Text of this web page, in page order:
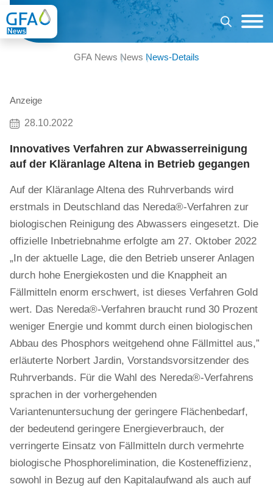
GFA News News News-Details
Anzeige
28.10.2022
Innovatives Verfahren zur Abwasserreinigung
auf der Kläranlage Altena in Betrieb gegangen
Auf der Kläranlage Altena des Ruhrverbands wird
erstmals in Deutschland das Nereda®-Verfahren zur
biologischen Reinigung des Abwassers eingesetzt. Die
offizielle Inbetriebnahme erfolgte am 27. Oktober 2022
„In der aktuelle Lage, die den Betrieb unserer Anlagen
durch hohe Energiekosten und die Knappheit an
Fällmitteln enorm erschwert, ist dieses Verfahren Gold
wert. Das Nereda®-Verfahren braucht rund 30 Prozent
weniger Energie und kommt durch einen biologischen
Abbau des Phosphors weitgehend ohne Fällmittel aus,”
erläuterte Norbert Jardin, Vorstandsvorsitzender des
Ruhrverbands. Für die Wahl des Nereda®-Verfahrens
sprachen in der vorhergehenden
Variantenuntersuchung der geringere Flächenbedarf,
der bedeutend geringere Energieverbrauch, der
verringerte Einsatz von Fällmitteln durch vermehrte
biologische Phosphorelimination, die Kosteneffizienz,
sowohl in Bezug auf den Kapitalaufwand als auch auf